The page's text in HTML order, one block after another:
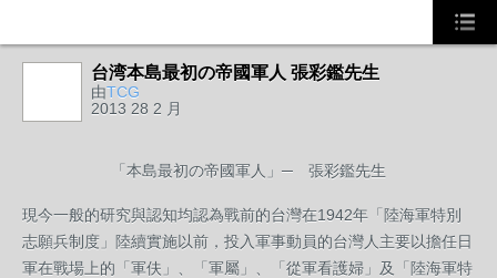
台湾本島最初の帝國軍人 張彩鑑先生
由TCG
2013 28 2 月
「本島最初の帝國軍人」─ 張彩鑑先生
現今一般的研究與認知均認為戰前的台灣在1942年「陸海軍特別
志願兵制度」陸續實施以前，投入軍事動員的台灣人主要以擔任日
軍在戰場上的「軍伕」、「軍屬」、「從軍看護婦」及「陸海軍特